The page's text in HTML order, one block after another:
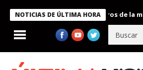
NOTICIAS DE ÚLTIMA HORA
condecora a miembros de la